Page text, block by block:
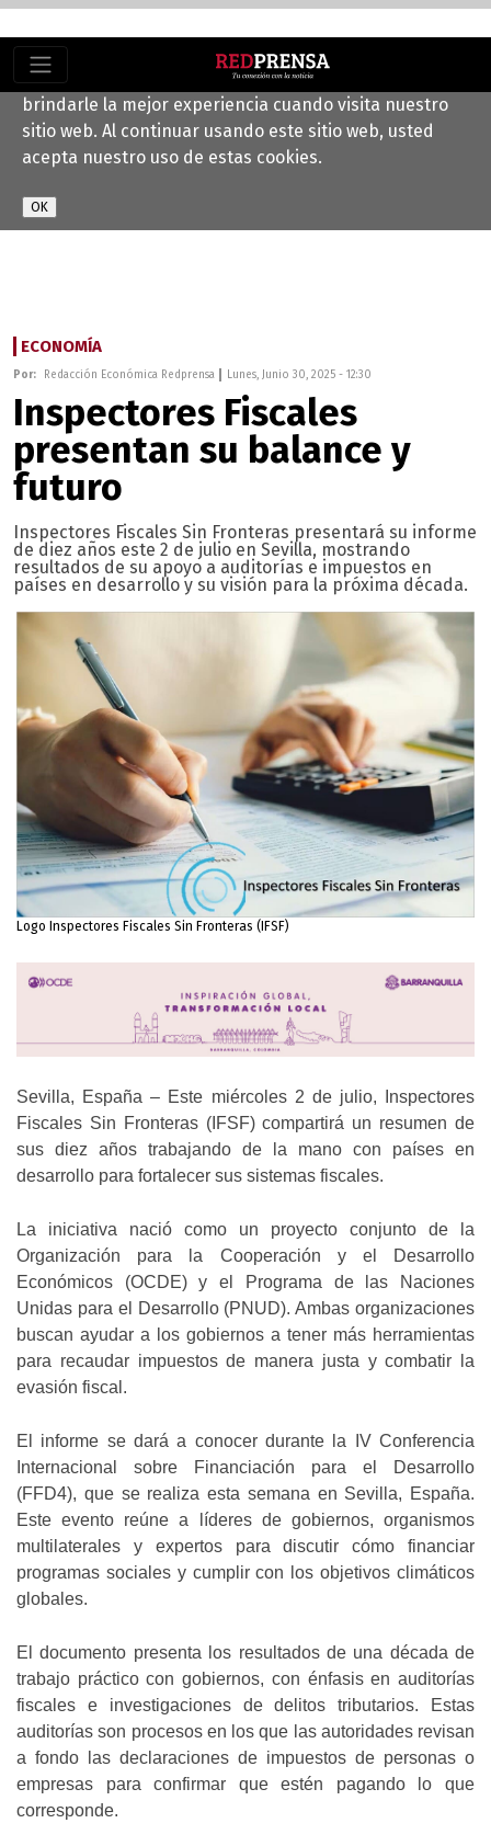
Este sitio web utiliza cookies para ayudarnos a
brindarle la mejor experiencia cuando visita nuestro
sitio web. Al continuar usando este sitio web, usted
acepta nuestro uso de estas cookies.
ECONOMÍA
Por: Redacción Económica Redprensa Lunes, Junio 30, 2025 - 12:30
Inspectores Fiscales
presentan su balance y
futuro
Inspectores Fiscales Sin Fronteras presentará su informe
de diez años este 2 de julio en Sevilla, mostrando
resultados de su apoyo a auditorías e impuestos en
países en desarrollo y su visión para la próxima década.
Logo Inspectores Fiscales Sin Fronteras (IFSF)
Sevilla, España – Este miércoles 2 de julio, Inspectores
Fiscales Sin Fronteras (IFSF) compartirá un resumen de
sus diez años trabajando de la mano con países en
desarrollo para fortalecer sus sistemas fiscales.
La iniciativa nació como un proyecto conjunto de la
Organización para la Cooperación y el Desarrollo
Económicos (OCDE) y el Programa de las Naciones
Unidas para el Desarrollo (PNUD). Ambas organizaciones
buscan ayudar a los gobiernos a tener más herramientas
para recaudar impuestos de manera justa y combatir la
evasión fiscal.
El informe se dará a conocer durante la IV Conferencia
Internacional sobre Financiación para el Desarrollo
(FFD4), que se realiza esta semana en Sevilla, España.
Este evento reúne a líderes de gobiernos, organismos
multilaterales y expertos para discutir cómo financiar
programas sociales y cumplir con los objetivos climáticos
globales.
El documento presenta los resultados de una década de
trabajo práctico con gobiernos, con énfasis en auditorías
fiscales e investigaciones de delitos tributarios. Estas
auditorías son procesos en los que las autoridades revisan
a fondo las declaraciones de impuestos de personas o
empresas para confirmar que estén pagando lo que
corresponde.